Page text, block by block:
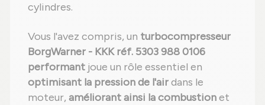
cylindres.
Vous l'avez compris, un turbocompresseur
BorgWarner - KKK réf. 5303 988 0106
performant joue un rôle essentiel en
optimisant la pression de l'airdans le
moteur, améliorant ainsi la combustionet